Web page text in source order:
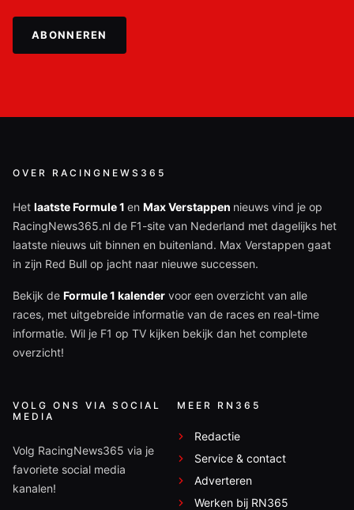
ABONNEREN
OVER RACINGNEWS365
Het laatste Formule 1 en Max Verstappen nieuws vind je op
RacingNews365.nl de F1-site van Nederland met dagelijks het
laatste nieuws uit binnen en buitenland. Max Verstappen gaat
in zijn Red Bull op jacht naar nieuwe successen.
Bekijk de Formule 1 kalender voor een overzicht van alle
races, met uitgebreide informatie van de races en real-time
informatie. Wil je F1 op TV kijken bekijk dan het complete
overzicht!
VOLG ONS VIA SOCIAL
MEDIA
Volg RacingNews365 via je
favoriete social media
kanalen!
MEER RN365
Redactie
Service & contact
Adverteren
Werken bij RN365